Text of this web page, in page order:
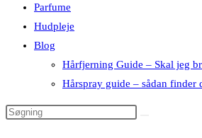
Parfume
Hudpleje
Blog
Hårfjerning Guide – Skal jeg
Hårspray guide – sådan finder